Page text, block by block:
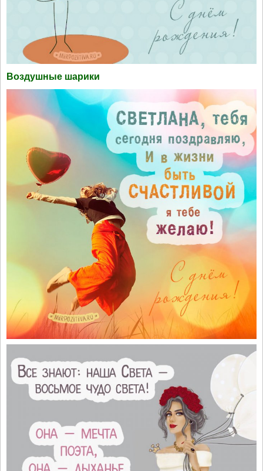
Воздушные шарики